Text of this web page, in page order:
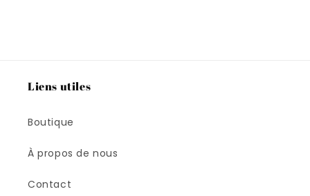
Liens utiles
Boutique
À propos de nous
Contact